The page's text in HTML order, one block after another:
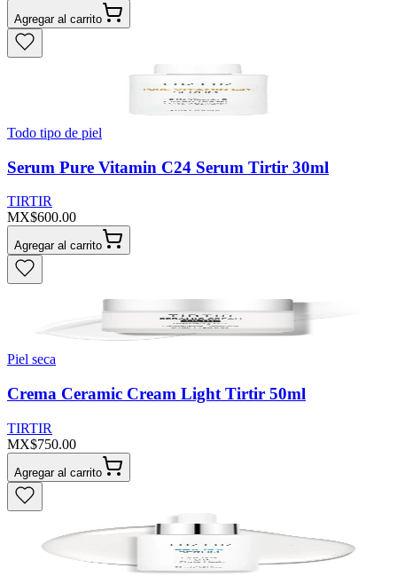
Agregar al carrito
Todo tipo de piel
Serum Pure Vitamin C24 Serum Tirtir 30ml
TIRTIR
MX$600.00
Agregar al carrito
Piel seca
Crema Ceramic Cream Light Tirtir 50ml
TIRTIR
MX$750.00
Agregar al carrito